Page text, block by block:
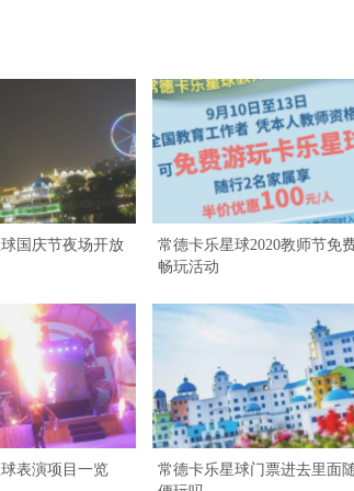
国庆节夜场开放
常德卡乐星球2020教师节免
畅玩活动
表演项目一览
常德卡乐星球门票进去里面